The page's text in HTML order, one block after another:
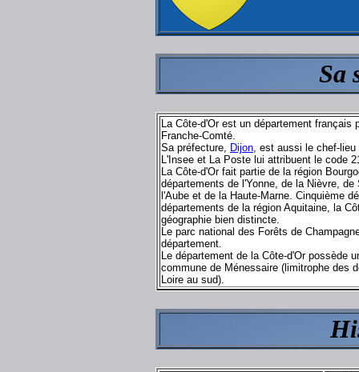
Sa
La Côte-d'Or est un département
Franche-Comté.
Sa préfecture, Dijon, est aussi le chef-lieu
L'Insee et La Poste lui attribuent le code
La Côte-d'Or fait partie de la région
départements de l'Yonne, de la Nièvre,
l'Aube et de la Haute-Marne. Cinquième
départements de la région Aquitaine, la
géographie bien distincte.
Le parc national des Forêts de
département.
Le département de la Côte-d'Or possède
commune de Ménessaire (limitrophe des
Loire au sud).